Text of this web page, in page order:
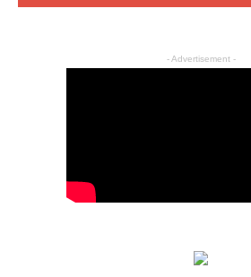
- Advertisement -